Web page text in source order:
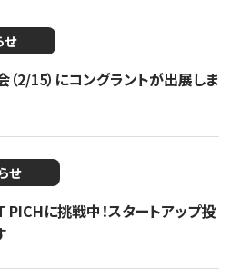
せ
2/15）にコングラントが出展しま
せ
に挑戦中！スタートアップ投